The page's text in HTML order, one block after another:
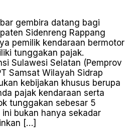
gembira datang bagi
Sidenreng Rappang
pemilik kendaraan bermotor
tunggakan pajak.
Sulawesi Selatan (Pemprov
Samsat Wilayah Sidrap
kebijakan khusus berupa
pajak kendaraan serta
tunggakan sebesar 5
ini bukan hanya sekadar
[…]